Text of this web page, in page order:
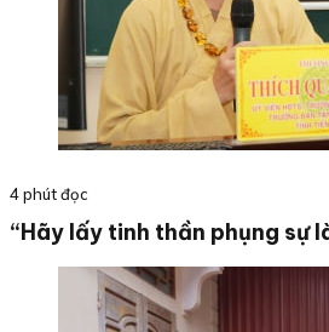
4 phút đọc
“Hãy lấy tinh thần phụng sự